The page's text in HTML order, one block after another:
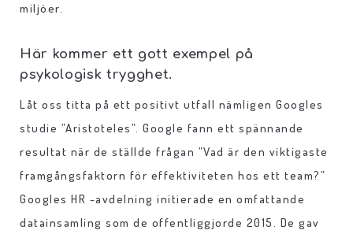
miljöer.
Här kommer ett gott exempel på
psykologisk trygghet.
Låt oss titta på ett positivt utfall nämligen Googles
studie ”Aristoteles”. Google fann ett spännande
resultat när de ställde frågan ”Vad är den viktigaste
framgångsfaktorn för effektiviteten hos ett team?”
Googles HR -avdelning initierade en omfattande
datainsamling som de offentliggjorde 2015. De gav